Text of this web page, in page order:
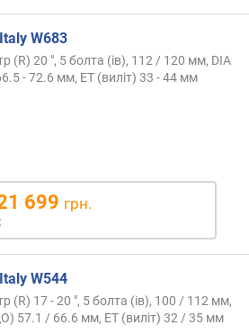
W683
(R) 20 ", 5 болта (ів), 112 / 120 мм, DIA
- 72.6 мм, ET (виліт) 33 - 44 мм
699 грн.
W544
(R) 17 - 20 ", 5 болта (ів), 100 / 112 мм,
57.1 / 66.6 мм, ET (виліт) 32 / 35 мм